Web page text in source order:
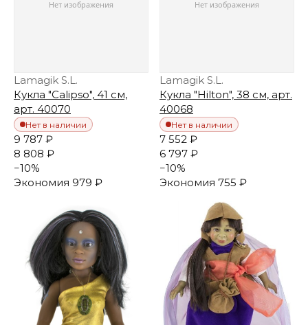
Lamagik S.L.
Кукла "Calipso", 41 см,
арт. 40070
Нет в наличии
9 787 ₽
8 808 ₽
−10%
Экономия 979 ₽
Lamagik S.L.
Кукла "Hilton", 38 см, арт.
40068
Нет в наличии
7 552 ₽
6 797 ₽
−10%
Экономия 755 ₽